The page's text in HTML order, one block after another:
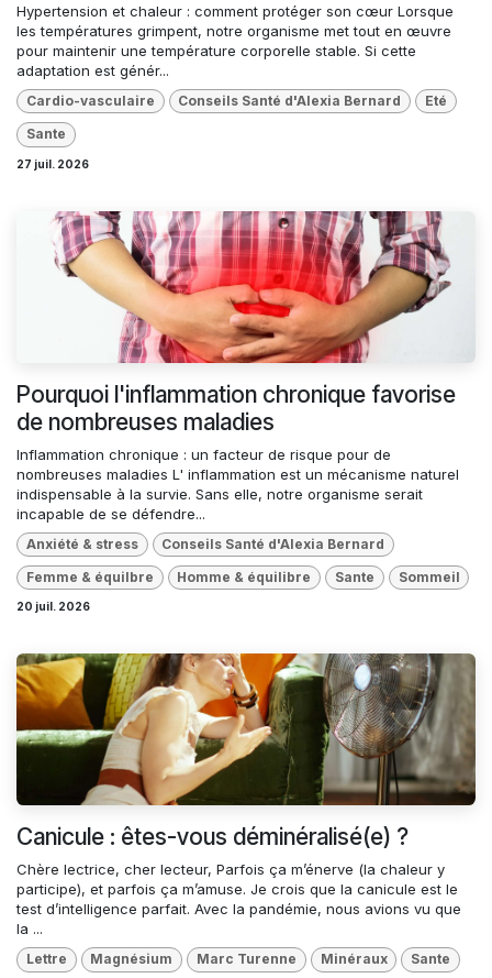
Hypertension et chaleur : comment protéger son cœur Lorsque
les températures grimpent, notre organisme met tout en œuvre
pour maintenir une température corporelle stable. Si cette
adaptation est génér...
Cardio-vasculaire Conseils Santé d'Alexia Bernard Eté
Sante
27 juil. 2026
Pourquoi l'inflammation chronique favorise
de nombreuses maladies
Inflammation chronique : un facteur de risque pour de
nombreuses maladies L' inflammation est un mécanisme naturel
indispensable à la survie. Sans elle, notre organisme serait
incapable de se défendre...
Anxiété & stress Conseils Santé d'Alexia Bernard
Femme & équilbre Homme & équilibre Sante Sommeil
20 juil. 2026
Canicule : êtes-vous déminéralisé(e) ?
Chère lectrice, cher lecteur, Parfois ça m’énerve (la chaleur y
participe), et parfois ça m’amuse. Je crois que la canicule est le
test d’intelligence parfait. Avec la pandémie, nous avions vu que
la ...
Lettre Magnésium Marc Turenne Minéraux Sante